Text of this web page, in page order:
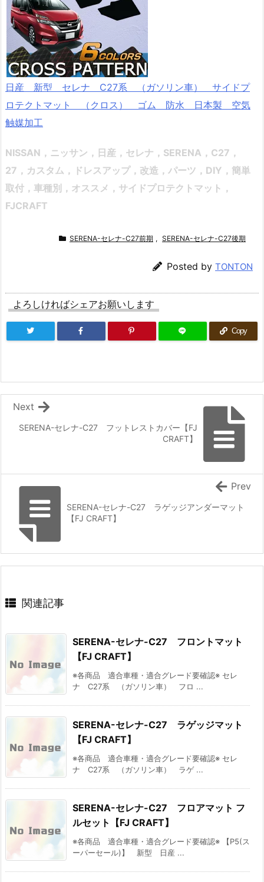
日産 新型 セレナ C27系 （ガソリン車） サイドプ
ロテクトマット （クロス） ゴム 防水 日本製 空気
触媒加工
NISSAN，ニッサン，日産，セレナ，SERENA，C27，
27， カスタム，ドレスアップ，改造，パーツ，DIY，簡単
取付，車種別，オススメ ，サイドプロテクトマット，
FJCRAFT
SERENA-セレナ-C27前期 , SERENA-セレナ-C27後期
Posted by TONTON
よろしければシェアお願いします
Copy
SERENA-セレナ-C27 フットレストカバー【FJ
CRAFT】
Next
SERENA-セレナ-C27 ラゲッジアンダーマット
【FJ CRAFT】
Prev
関連記事
SERENA-セレナ-C27 フロントマット
【FJ CRAFT】
※各商品 適合車種・適合グレード要確認※ セレ
ナ C27系 （ガソリン車） フロ ...
SERENA-セレナ-C27 ラゲッジマット
【FJ CRAFT】
※各商品 適合車種・適合グレード要確認※ セレ
ナ C27系 （ガソリン車） ラゲ ...
SERENA-セレナ-C27 フロアマット フ
ルセット【FJ CRAFT】
※各商品 適合車種・適合グレード要確認※ 【P5(ス
ーパーセール)】 新型 日産 ...